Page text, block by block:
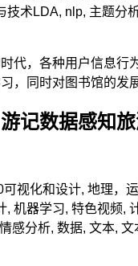
技术LDA, nlp, 主题分
代，各种用户信息行
，同时对图书馆的发
游记数据感知
可视化和设计, 地理，
, 机器学习, 特色视频,
情感分析, 数据, 文本, 文